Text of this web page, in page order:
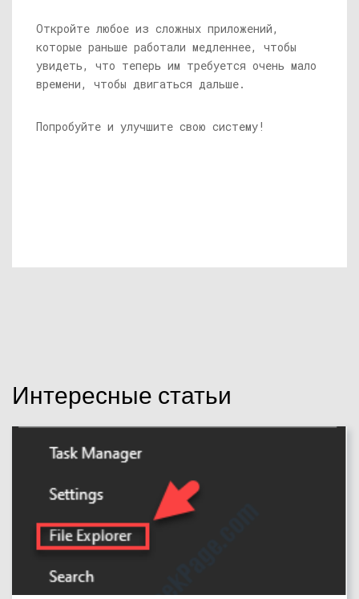
Откройте любое из сложных приложений,
которые раньше работали медленнее, чтобы
увидеть, что теперь им требуется очень мало
времени, чтобы двигаться дальше.
Попробуйте и улучшите свою систему!
Интересные статьи